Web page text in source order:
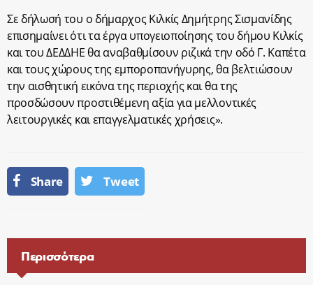
Σε δήλωσή του ο δήμαρχος Κιλκίς Δημήτρης Σισμανίδης
επισημαίνει ότι τα έργα υπογειοποίησης του δήμου Κιλκίς
και του ΔΕΔΔΗΕ θα αναβαθμίσουν ριζικά την οδό Γ. Καπέτα
και τους χώρους της εμποροπανήγυρης, θα βελτιώσουν
την αισθητική εικόνα της περιοχής και θα της
προσδώσουν προστιθέμενη αξία για μελλοντικές
λειτουργικές και επαγγελματικές χρήσεις».
Share Tweet
Περισσότερα